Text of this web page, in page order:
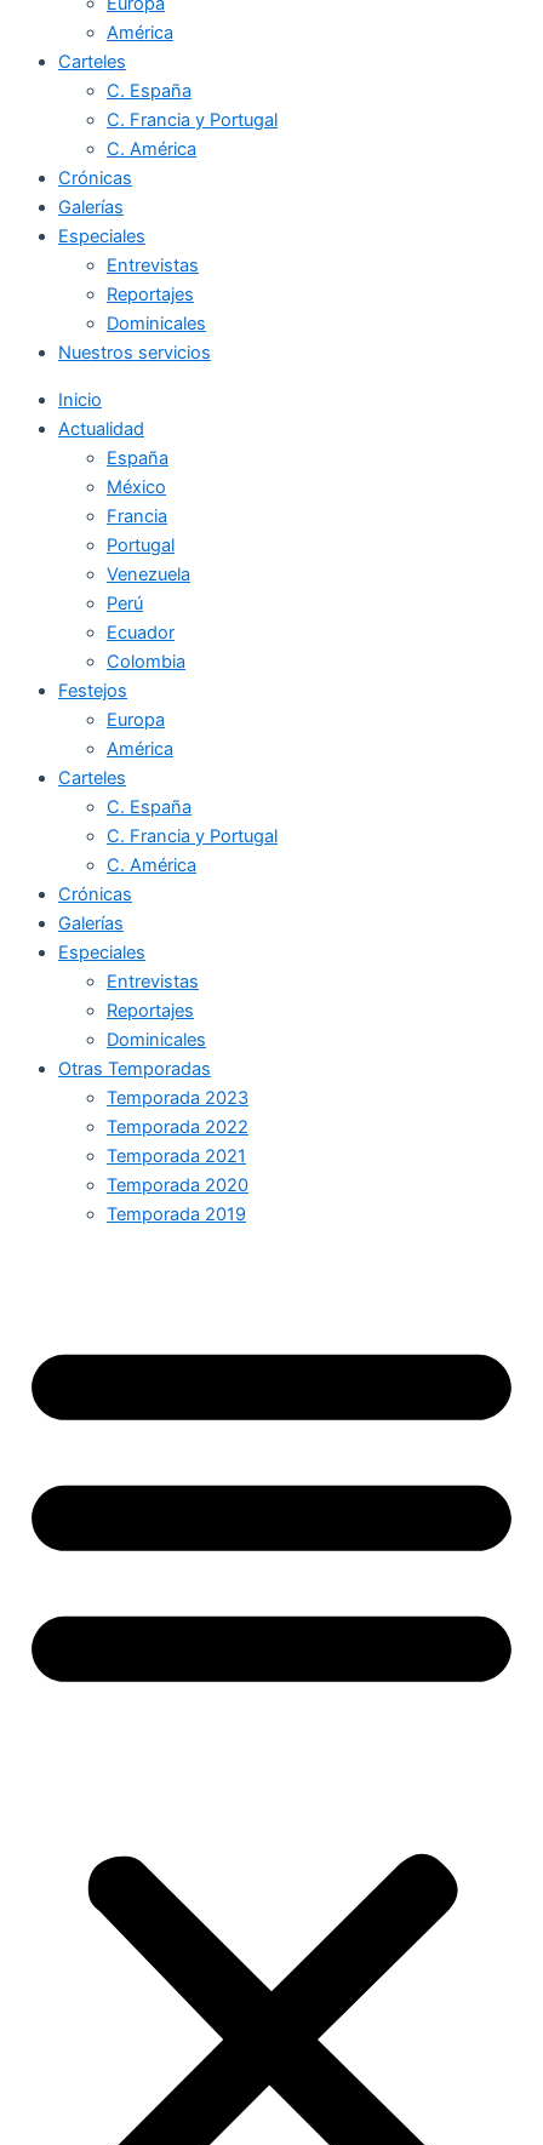
América
Carteles
C. España
C. Francia y Portugal
C. América
Crónicas
Galerías
Especiales
Entrevistas
Reportajes
Dominicales
Nuestros servicios
Inicio
Actualidad
España
México
Francia
Portugal
Venezuela
Perú
Ecuador
Colombia
Festejos
Europa
América
Carteles
C. España
C. Francia y Portugal
C. América
Crónicas
Galerías
Especiales
Entrevistas
Reportajes
Dominicales
Otras Temporadas
Temporada 2023
Temporada 2022
Temporada 2021
Temporada 2020
Temporada 2019